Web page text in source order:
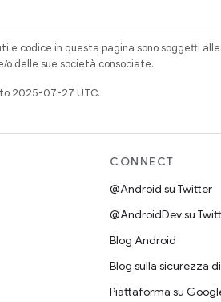
e codice in questa pagina sono soggetti
delle sue società consociate.
2025-07-27 UTC.
CONNECT
@Android su Twitter
@AndroidDev su
Blog Android
Blog sulla sicurezza
Piattaforma su